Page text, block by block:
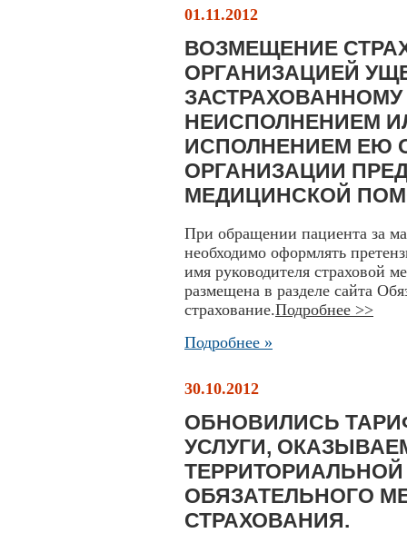
01.11.2012
ВОЗМЕЩЕНИЕ
ОРГАНИЗАЦИЕЙ
НЕИСПОЛНЕНИЕМ
ИСПОЛНЕНИЕМ ЕЮ
ОРГАНИЗАЦИИ
МЕДИЦИНСКОЙ
При обращении пациента за
необходимо оформлять
имя руководителя страховой
размещена в разделе сайта
страхование.Подробнее >>
Подробнее »
30.10.2012
ОБНОВИЛИСЬ
УСЛУГИ,
ОБЯЗАТЕЛЬНОГО
СТРАХОВАНИЯ.